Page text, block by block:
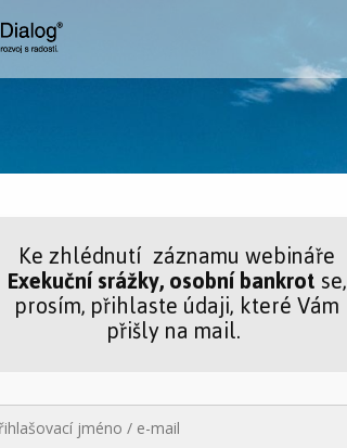
Ke zhlédnutí záznamu webináře
Exekuční srážky, osobní bankrotse,
prosím, přihlaste údaji, které Vám
přišly na mail.